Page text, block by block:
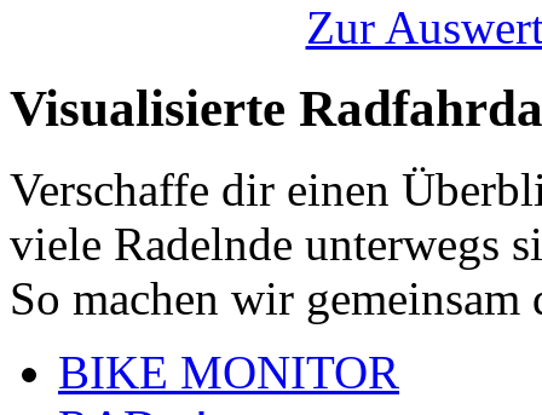
Zur
Visualisierte
Verschaffe dir einen
viele Radelnde unterwegs
So machen wir
BIKE MONITOR